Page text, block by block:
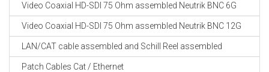
Video Coaxial HD-SDI 75 Ohm assembled Neutrik BNC 6G
Video Coaxial HD-SDI 75 Ohm assembled Neutrik BNC 12G
LAN/CAT cable assembled and Schill Reel assembled
Patch Cables Cat / Ethernet